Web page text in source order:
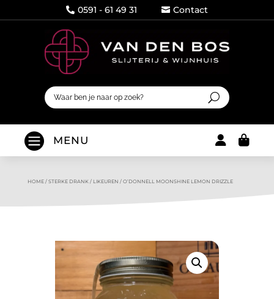
 0591 - 61 49 31  Contact
 MENU 
HOME/ STERKE DRANK / LIKEUREN / O’DONNELL MOONSHINE LEMON DRIZZLE